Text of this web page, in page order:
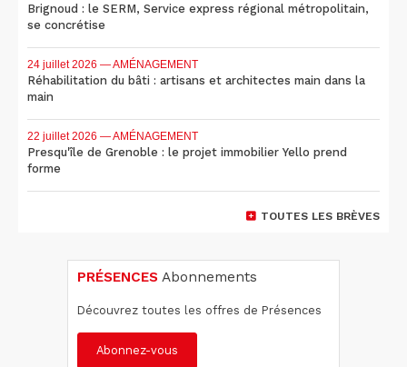
Brignoud : le SERM, Service express régional métropolitain,
se concrétise
24 juillet 2026 — AMÉNAGEMENT
Réhabilitation du bâti : artisans et architectes main dans la
main
22 juillet 2026 — AMÉNAGEMENT
Presqu'île de Grenoble : le projet immobilier Yello prend
forme
TOUTES LES BRÈVES
PRÉSENCES Abonnements
Découvrez toutes les offres de Présences
Abonnez-vous